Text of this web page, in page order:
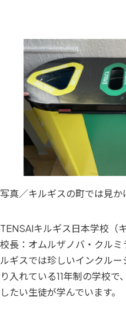
写真／キルギスの町では見
TENSAIキルギス日本学校（
校長：オムルザノバ・クル
ルギスでは珍しいインクル
り入れている11年制の学校
したい生徒が学んでいます。